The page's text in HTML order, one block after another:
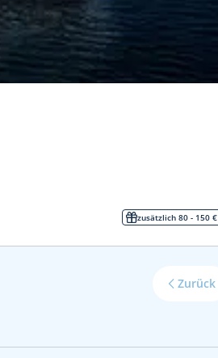
zusätzlich 80 - 150 €
Zurück